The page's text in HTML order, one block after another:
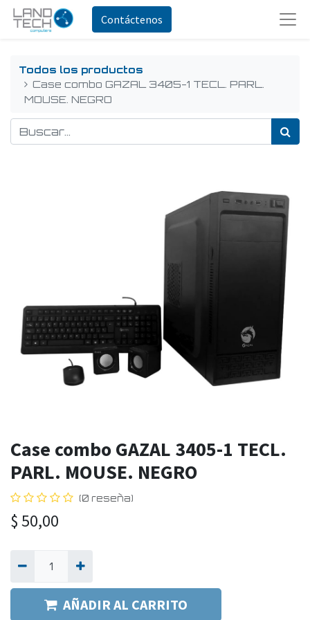
Contáctenos
Todos los productos
Case combo GAZAL 3405-1 TECL. PARL.
MOUSE. NEGRO
Case combo GAZAL 3405-1 TECL.
PARL. MOUSE. NEGRO
(0 reseña)
$ 50,00
AÑADIR AL CARRITO